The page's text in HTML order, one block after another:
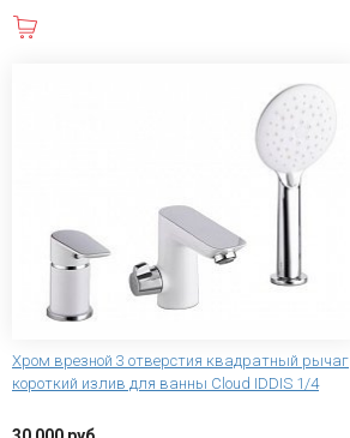
Хром врезной 3 отверстия квадратный рычаг
короткий излив для ванны Cloud IDDIS 1/4